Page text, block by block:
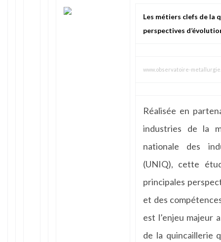
Les métiers clefs de la
perspectives
www.observatoire-
Réalisée en
industries de la
nationale des
(UNIQ), cette
principales
et des
est l’enjeu majeur
de la quincaillerie